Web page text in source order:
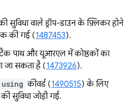
सुविधा वाले ड्रॉप-डाउन के फ़्लिकर होने
की गई (1487453).
पाथ और यूआरएल में कोष्ठकों का
जा सकता है (1473926).
using कीवर्ड (1490515) के लिए
सुविधा जोड़ी गई.